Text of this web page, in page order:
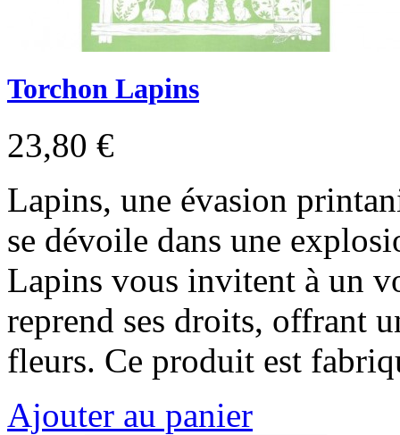
Torchon Lapins
23,80 €
Lapins, une évasion
se dévoile dans une
Lapins vous invitent à un
reprend ses droits, offrant
fleurs. Ce produit est
Ajouter au panier